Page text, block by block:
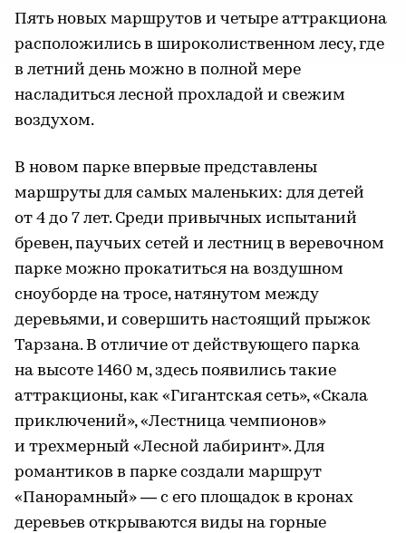
Пять новых маршрутов и четыре аттракциона
расположились в широколиственном лесу, где
в летний день можно в полной мере
насладиться лесной прохладой и свежим
воздухом.
В новом парке впервые представлены
маршруты для самых маленьких: для детей
от 4 до 7 лет. Среди привычных испытаний
бревен, паучьих сетей и лестниц в веревочном
парке можно прокатиться на воздушном
сноуборде на тросе, натянутом между
деревьями, и совершить настоящий прыжок
Тарзана. В отличие от действующего парка
на высоте 1460 м, здесь появились такие
аттракционы, как «Гигантская сеть», «Скала
приключений», «Лестница чемпионов»
и трехмерный «Лесной лабиринт». Для
романтиков в парке создали маршрут
«Панорамный» — с его площадок в кронах
деревьев открываются виды на горные